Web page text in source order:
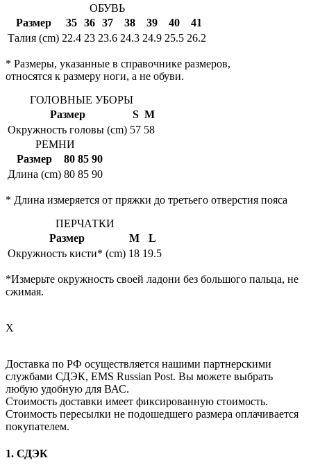
ОБУВЬ
Размер
35 36 37 38 39 40
41
Талия (cm) 22.4 23 23.6 24.3 24.9 25.5 26.2
* Размеры, указанные в справочнике размеров,
относятся к размеру ноги, а не обуви.
ГОЛОВНЫЕ УБОРЫ
Размер
S M
Окружность головы (cm) 57 58
РЕМНИ
Размер
80 85 90
Длина (cm) 80 85 90
* Длина измеряется от пряжки до третьего отверстия пояса
ПЕРЧАТКИ
Размер
M
L
Окружность кисти* (cm) 18 19.5
*Измерьте окружность своей ладони без большого пальца, не
сжимая.
X
Доставка по РФ осуществляется нашими партнерскими
службами СДЭК, EMS Russian Post. Вы можете выбрать
любую удобную для ВАС.
Стоимость доставки имеет фиксированную стоимость.
Стоимость пересылки не подошедшего размера оплачивается
покупателем.
1. СДЭК